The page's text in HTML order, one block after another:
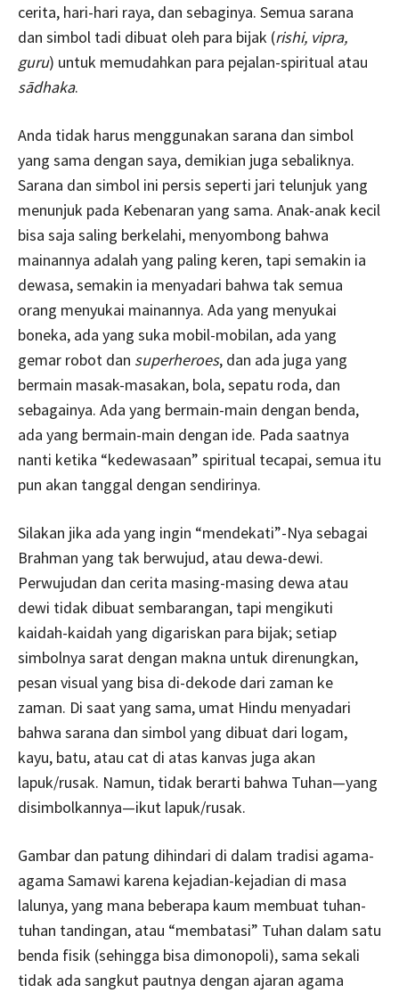
cerita, hari-hari raya, dan sebaginya. Semua sarana
dan simbol tadi dibuat oleh para bijak (rishi, vipra,
guru) untuk memudahkan para pejalan-spiritual atau
sādhaka.
Anda tidak harus menggunakan sarana dan simbol
yang sama dengan saya, demikian juga sebaliknya.
Sarana dan simbol ini persis seperti jari telunjuk yang
menunjuk pada Kebenaran yang sama. Anak-anak kecil
bisa saja saling berkelahi, menyombong bahwa
mainannya adalah yang paling keren, tapi semakin ia
dewasa, semakin ia menyadari bahwa tak semua
orang menyukai mainannya. Ada yang menyukai
boneka, ada yang suka mobil-mobilan, ada yang
gemar robot dan superheroes, dan ada juga yang
bermain masak-masakan, bola, sepatu roda, dan
sebagainya. Ada yang bermain-main dengan benda,
ada yang bermain-main dengan ide. Pada saatnya
nanti ketika “kedewasaan” spiritual tecapai, semua itu
pun akan tanggal dengan sendirinya.
Silakan jika ada yang ingin “mendekati”-Nya sebagai
Brahman yang tak berwujud, atau dewa-dewi.
Perwujudan dan cerita masing-masing dewa atau
dewi tidak dibuat sembarangan, tapi mengikuti
kaidah-kaidah yang digariskan para bijak; setiap
simbolnya sarat dengan makna untuk direnungkan,
pesan visual yang bisa di-dekode dari zaman ke
zaman. Di saat yang sama, umat Hindu menyadari
bahwa sarana dan simbol yang dibuat dari logam,
kayu, batu, atau cat di atas kanvas juga akan
lapuk/rusak. Namun, tidak berarti bahwa Tuhan—yang
disimbolkannya—ikut lapuk/rusak.
Gambar dan patung dihindari di dalam tradisi agama-
agama Samawi karena kejadian-kejadian di masa
lalunya, yang mana beberapa kaum membuat tuhan-
tuhan tandingan, atau “membatasi” Tuhan dalam satu
benda fisik (sehingga bisa dimonopoli), sama sekali
tidak ada sangkut pautnya dengan ajaran agama